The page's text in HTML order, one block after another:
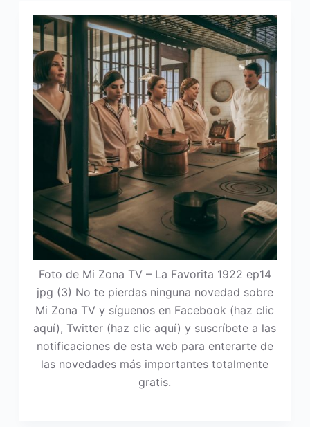
Foto de Mi Zona TV – La Favorita 1922 ep14
jpg (3) No te pierdas ninguna novedad sobre
Mi Zona TV y síguenos en Facebook (haz clic
aquí), Twitter (haz clic aquí) y suscríbete a las
notificaciones de esta web para enterarte de
las novedades más importantes totalmente
gratis.